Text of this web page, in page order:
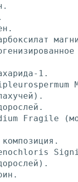
1.
Fragile